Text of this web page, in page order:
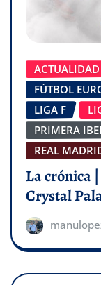
ACTUALIDAD
FÚTBOL
LIGA F
PRIMERA
REAL
La crónica
Crystal